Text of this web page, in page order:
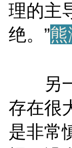
理的主
绝。”熊
另一
存在很
是非常